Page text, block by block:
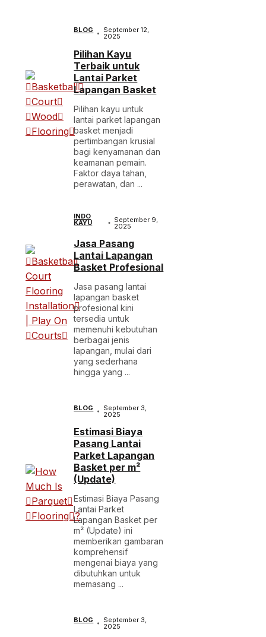
BLOG September 12,
2025
Pilihan Kayu
Terbaik untuk
Lantai Parket
Lapangan Basket
Pilihan kayu untuk
lantai parket lapangan
basket menjadi
pertimbangan krusial
bagi kenyamanan dan
keamanan pemain.
Faktor daya tahan,
perawatan, dan ...
INDO
KAYU September 9,
2025
Jasa Pasang
Lantai Lapangan
Basket Profesional
Jasa pasang lantai
lapangan basket
profesional kini
tersedia untuk
memenuhi kebutuhan
berbagai jenis
lapangan, mulai dari
yang sederhana
hingga yang ...
BLOG September 3,
2025
Estimasi Biaya
Pasang Lantai
Parket Lapangan
Basket per m²
(Update)
Estimasi Biaya Pasang
Lantai Parket
Lapangan Basket per
m² (Update) ini
memberikan gambaran
komprehensif
mengenai biaya yang
dibutuhkan untuk
memasang ...
BLOG September 3,
2025